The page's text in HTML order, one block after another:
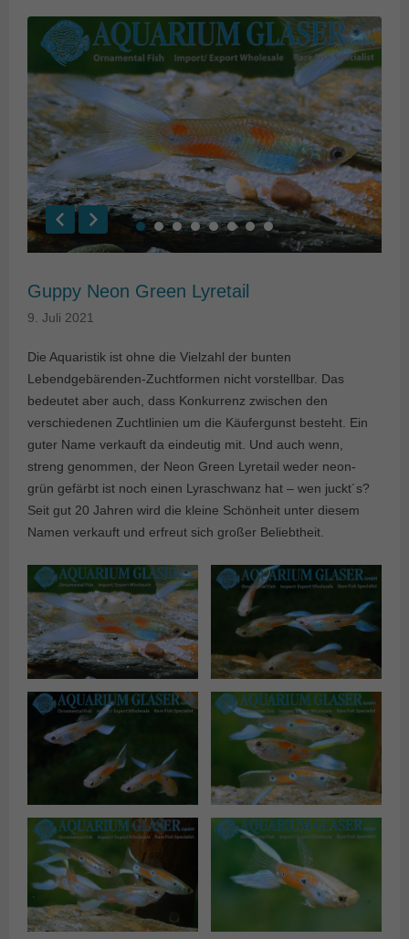
Guppy Neon Green Lyretail
9. Juli 2021
Die Aquaristik ist ohne die Vielzahl der bunten
Lebendgebärenden-Zuchtformen nicht vorstellbar. Das
bedeutet aber auch, dass Konkurrenz zwischen den
verschiedenen Zuchtlinien um die Käufergunst besteht. Ein
guter Name verkauft da eindeutig mit. Und auch wenn,
streng genommen, der Neon Green Lyretail weder neon-
grün gefärbt ist noch einen Lyraschwanz hat – wen juckt´s?
Seit gut 20 Jahren wird die kleine Schönheit unter diesem
Namen verkauft und erfreut sich großer Beliebtheit.